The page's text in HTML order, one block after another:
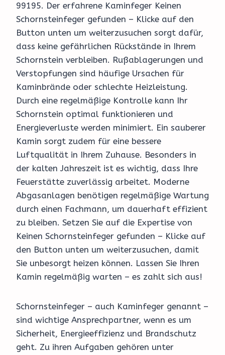
99195. Der erfahrene Kaminfeger Keinen
Schornsteinfeger gefunden – Klicke auf den
Button unten um weiterzusuchen sorgt dafür,
dass keine gefährlichen Rückstände in Ihrem
Schornstein verbleiben. Rußablagerungen und
Verstopfungen sind häufige Ursachen für
Kaminbrände oder schlechte Heizleistung.
Durch eine regelmäßige Kontrolle kann Ihr
Schornstein optimal funktionieren und
Energieverluste werden minimiert. Ein sauberer
Kamin sorgt zudem für eine bessere
Luftqualität in Ihrem Zuhause. Besonders in
der kalten Jahreszeit ist es wichtig, dass Ihre
Feuerstätte zuverlässig arbeitet. Moderne
Abgasanlagen benötigen regelmäßige Wartung
durch einen Fachmann, um dauerhaft effizient
zu bleiben. Setzen Sie auf die Expertise von
Keinen Schornsteinfeger gefunden – Klicke auf
den Button unten um weiterzusuchen, damit
Sie unbesorgt heizen können. Lassen Sie Ihren
Kamin regelmäßig warten – es zahlt sich aus!
Schornsteinfeger – auch Kaminfeger genannt –
sind wichtige Ansprechpartner, wenn es um
Sicherheit, Energieeffizienz und Brandschutz
geht. Zu ihren Aufgaben gehören unter